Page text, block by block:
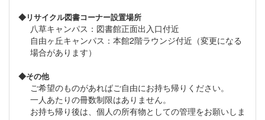
◆リサイクル図書コーナー設置場所
八草キャンパス：図書館正面出入口付近
自由ヶ丘キャンパス：本館2階ラウンジ付近（変更になる
場合があります）
◆その他
ご希望のものがあればご自由にお持ち帰りください。
一人あたりの冊数制限はありません。
お持ち帰り後は、個人の所有物としての管理をお願いしま